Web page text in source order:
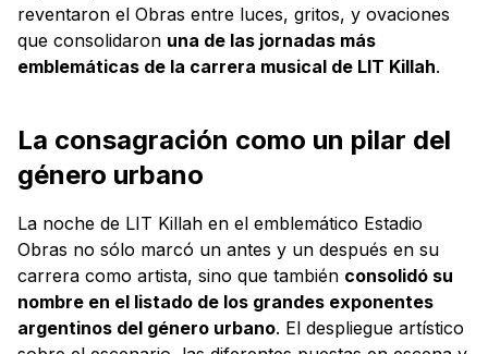
reventaron el Obras entre luces, gritos, y ovaciones
que consolidaron una de las jornadas más
emblemáticas de la carrera musical de LIT Killah.
La consagración como un pilar del
género urbano
La noche de LIT Killah en el emblemático Estadio
Obras no sólo marcó un antes y un después en su
carrera como artista, sino que también consolidó su
nombre en el listado de los grandes exponentes
argentinos del género urbano. El despliegue artístico